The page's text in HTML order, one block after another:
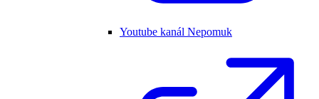
Youtube kanál Nepomuk